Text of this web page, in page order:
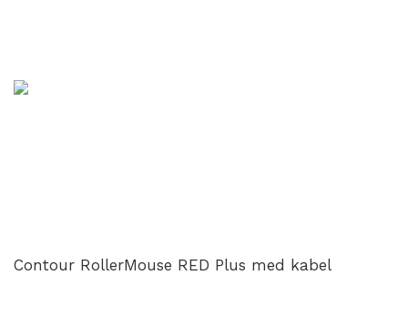
Contour RollerMouse RED Plus med kabel